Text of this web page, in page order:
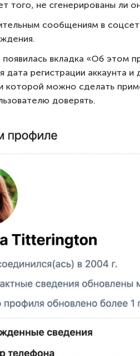
того, не сгенерированы ли
сообщениям в
появилась вкладка «Об этом
дата регистрации аккаунта и
которой можно сделать
доверять.